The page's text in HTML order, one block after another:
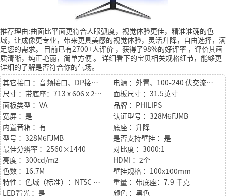
推荐理由:曲面比平面更符合人眼弧度，视觉体验更佳，精准准确的色
域，让成像更专业，带来更具美感的视觉体验，灵活升降，自由选择，满
足您的需求。
目前已有2700+人评价 ，获得了98%的好评率 ，评价其画
质清晰，纯正艳丽，简单方便。 详细看下的宝贝相关规格细节，能够更
详细的了解是否符合你的气场。
其它接口 ：音频接口、DP接口x2
电源 ：外置、100-240 伏交流、50-60 赫兹
尺寸 ：带底座：713 x 606 x 286 毫米
面板尺寸 ：31.5英寸
面板类型 ：VA
品牌 ：PHILIPS
宽屏 ：是
认证型号 ：328M6FJMB
内置音箱 ：有
底座 ：升降
型号 ：328M6FJMB
是否支持壁挂 ：是
最佳分辨率 ：2560×1440
对比度 ：3000:1
亮度 ：300cd/m2
HDMI ：2个
色数 ：16.7M
壁挂规格 ：100x100mm
特性 ：色域（标准）：NTSC 100％*、sRGB 120％*
重量 ：带底座：7.9 千克
LED背光 ：是
颜色 ：黑色